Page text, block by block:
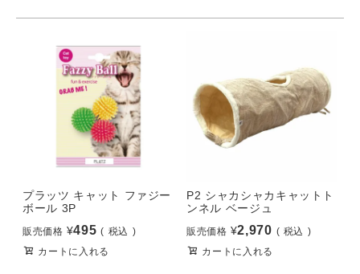
プラッツ キャット ファジー
ボール 3P
販売価格 ¥495
税込
カートに入れる
P2 シャカシャカキャットト
ンネル ベージュ
販売価格 ¥2,970
税込
カートに入れる